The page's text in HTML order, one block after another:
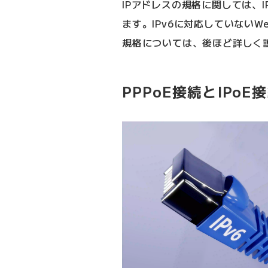
IPアドレスの規格に関しては
ます。IPv6に対応していない
規格については、後ほど詳しく
PPPoE接続とIPoE